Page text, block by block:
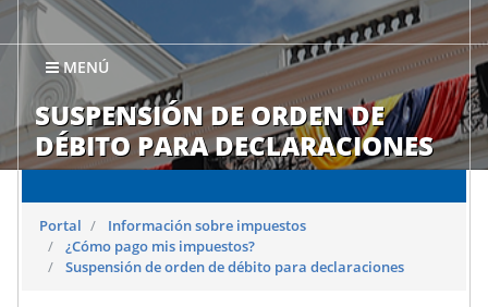
MENÚ
SUSPENSIÓN DE ORDEN DE
DÉBITO PARA DECLARACIONES
Portal
Información sobre impuestos
¿Cómo pago mis impuestos?
Suspensión de orden de débito para declaraciones